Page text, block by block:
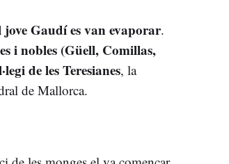
Gaudí es van evaporar.
i nobles (Güell, Comillas,
de les Teresianes, la
de Mallorca.